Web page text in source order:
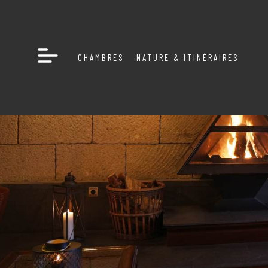
CHAMBRES NATURE & ITINÉRAIRES